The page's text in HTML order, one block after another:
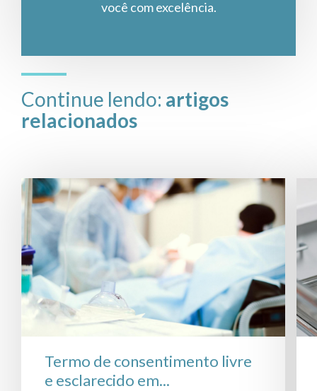
você com excelência.
Continue lendo: artigos
relacionados
Termo de consentimento livre
e esclarecido em...